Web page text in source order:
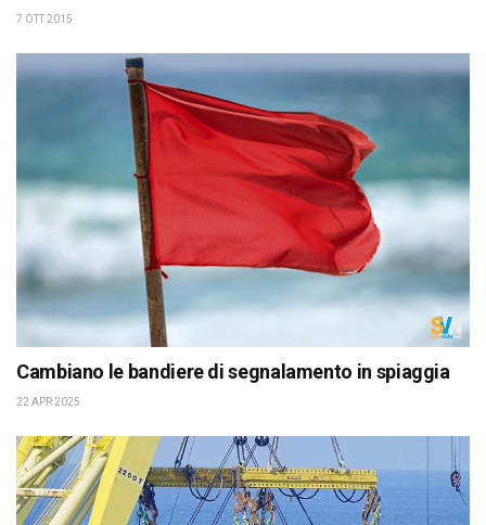
7 OTT 2015
Cambiano le bandiere di segnalamento in spiaggia
22 APR 2025